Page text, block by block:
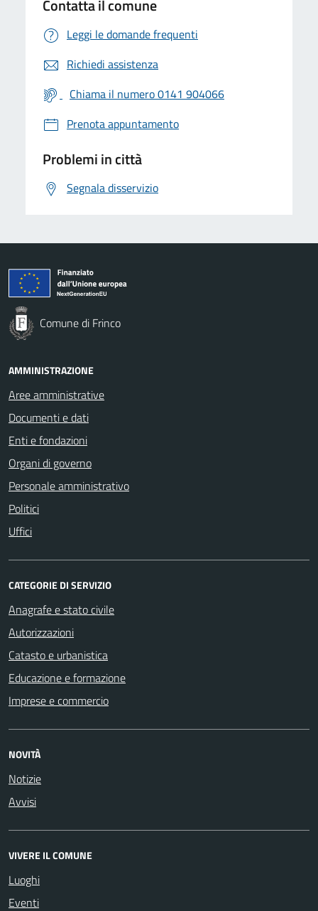
Contatta il comune
Leggi le domande frequenti
Richiedi assistenza
Chiama il numero 0141 904066
Prenota appuntamento
Problemi in città
Segnala disservizio
Comune di Frinco
AMMINISTRAZIONE
Aree amministrative
Documenti e dati
Enti e fondazioni
Organi di governo
Personale amministrativo
Politici
Uffici
CATEGORIE DI SERVIZIO
Anagrafe e stato civile
Autorizzazioni
Catasto e urbanistica
Educazione e formazione
Imprese e commercio
NOVITÀ
Notizie
Avvisi
VIVERE IL COMUNE
Luoghi
Eventi